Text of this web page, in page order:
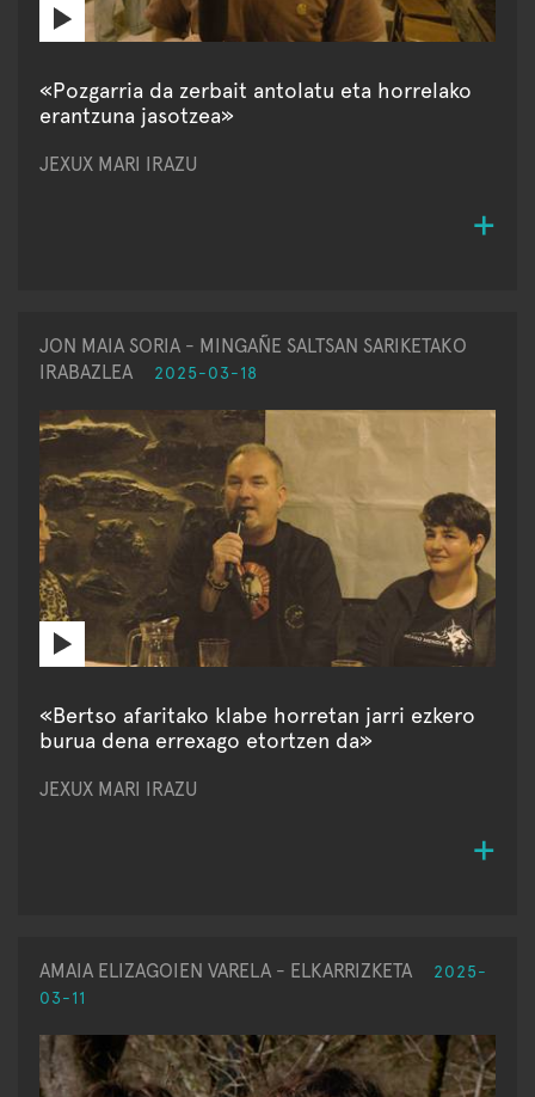
«Pozgarria da zerbait antolatu eta horrelako
erantzuna jasotzea»
JEXUX MARI IRAZU
JON MAIA SORIA - MINGAÑE SALTSAN SARIKETAKO
IRABAZLEA
2025-03-18
«Bertso afaritako klabe horretan jarri ezkero
burua dena errexago etortzen da»
JEXUX MARI IRAZU
AMAIA ELIZAGOIEN VARELA - ELKARRIZKETA
2025-
03-11